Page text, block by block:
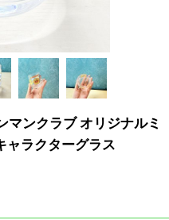
マンクラブ オリジナルミ
ャラクターグラス